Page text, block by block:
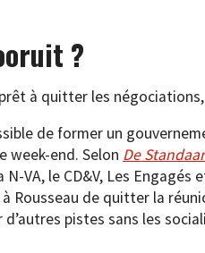
?
à quitter les
de former un
week-end. Selon De
VA, le CD&V, Les Engagés
Rousseau de quitter la
d’autres pistes sans les